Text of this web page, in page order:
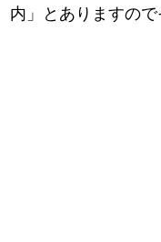
内」とありますの